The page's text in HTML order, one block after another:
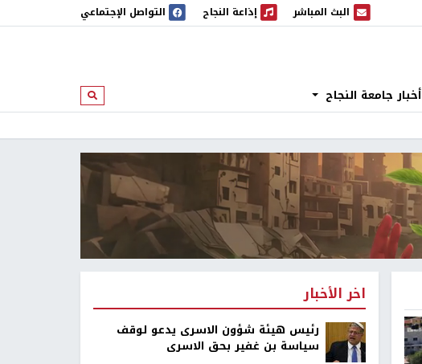
البث المباشر
البث المباشر إذاعة النجاح
إذاعة النجاح التواصل الإجتماعي
أخبار جامعة النجاح ابحث
اخر الأخبار
رئيس هيئة شؤون الاسرى يدعو لوقف
سياسة بن غفير بحق الاسرى